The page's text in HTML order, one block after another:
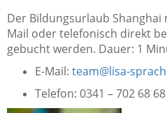
Der Bildungsurlaub
Mail oder telefonisch direkt
gebucht werden. Dauer: 1
E-Mail: team@lisa-
Telefon: 0341 – 702 68 68